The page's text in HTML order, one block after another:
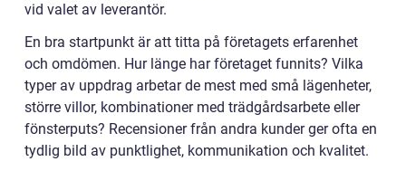
vid valet av leverantör.
En bra startpunkt är att titta på företagets erfarenhet
och omdömen. Hur länge har företaget funnits? Vilka
typer av uppdrag arbetar de mest med små lägenheter,
större villor, kombinationer med trädgårdsarbete eller
fönsterputs? Recensioner från andra kunder ger ofta en
tydlig bild av punktlighet, kommunikation och kvalitet.